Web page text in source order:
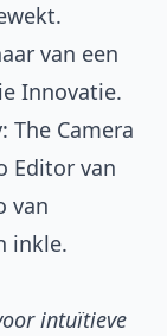
van een
Innovatie.
The Camera
Editor van
van
inkle.
intuïtieve